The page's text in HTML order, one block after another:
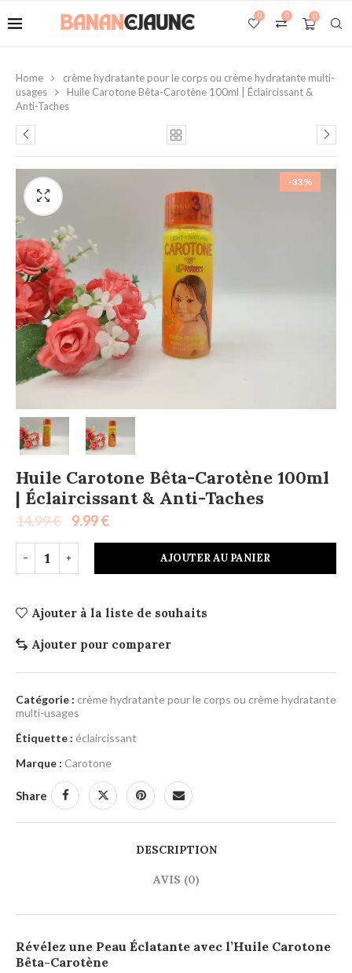
0
0
0
Home
crème hydratante pour le corps ou crème hydratante multi-
usages
Huile Carotone Bêta-Carotène 100ml | Éclaircissant &
Anti-Taches
-33%
Huile Carotone Bêta-Carotène 100ml
| Éclaircissant & Anti-Taches
14.99€ 9.99€
AJOUTER AU PANIER
Ajouter à la liste de souhaits
Ajouter pour comparer
Catégorie : crème hydratante pour le corps ou crème hydratante
multi-usages
Étiquette : éclaircissant
Marque : Carotone
Share
DESCRIPTION
AVIS (0)
Révélez une Peau Éclatante avec l’Huile Carotone
Bêta-Carotène